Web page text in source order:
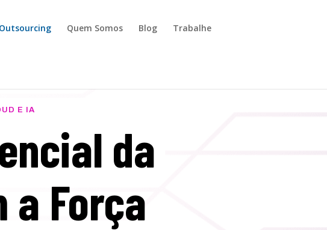
Outsourcing Quem Somos Blog Trabalhe
E IA
da
a Força